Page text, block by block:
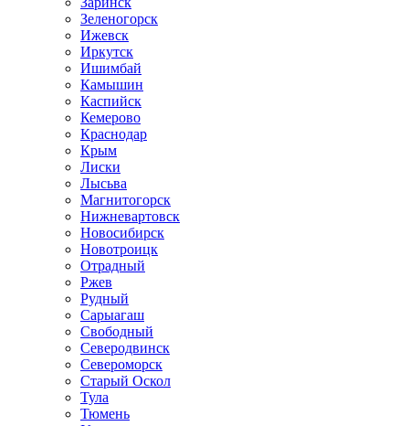
Зеленогорск
Ижевск
Иркутск
Ишимбай
Камышин
Каспийск
Кемерово
Краснодар
Крым
Лиски
Лысьва
Магнитогорск
Нижневартовск
Новосибирск
Новотроицк
Отрадный
Ржев
Рудный
Сарыагаш
Свободный
Северодвинск
Североморск
Старый Оскол
Тула
Тюмень